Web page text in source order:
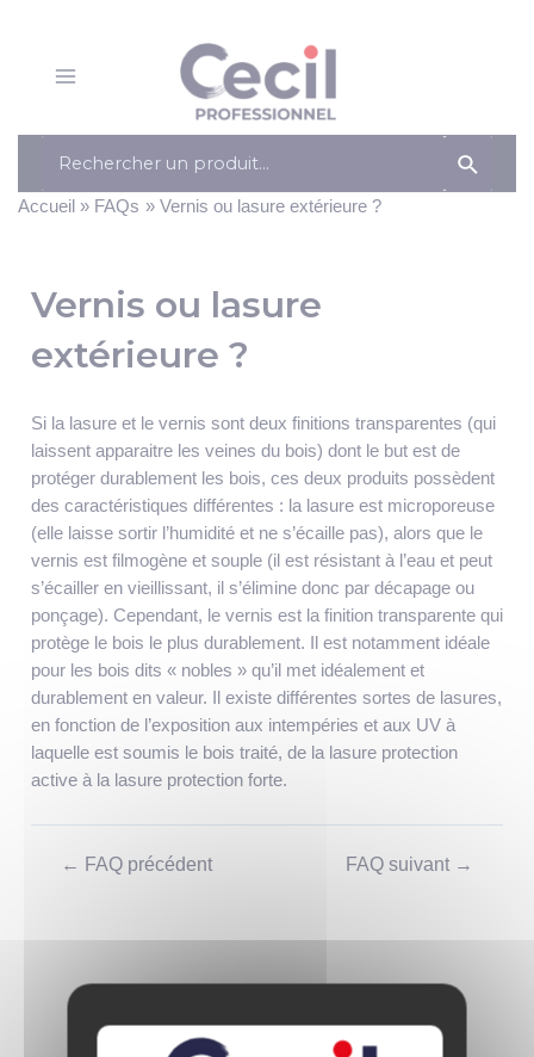
contenu
Menu
Search
for:
Accueil
FAQs Vernis ou lasure extérieure ?
Vernis ou lasure
extérieure ?
Si la lasure et le vernis sont deux finitions transparentes (qui
laissent apparaitre les veines du bois) dont le but est de
protéger durablement les bois, ces deux produits possèdent
des caractéristiques différentes : la lasure est microporeuse
(elle laisse sortir l’humidité et ne s’écaille pas), alors que le
vernis est filmogène et souple (il est résistant à l’eau et peut
s’écailler en vieillissant, il s’élimine donc par décapage ou
ponçage). Cependant, le vernis est la finition transparente qui
protège le bois le plus durablement. Il est notamment idéale
pour les bois dits « nobles » qu’il met idéalement et
durablement en valeur. Il existe différentes sortes de lasures,
en fonction de l’exposition aux intempéries et aux UV à
laquelle est soumis le bois traité, de la lasure protection
active à la lasure protection forte.
Navigation
← FAQ précédent FAQ suivant →